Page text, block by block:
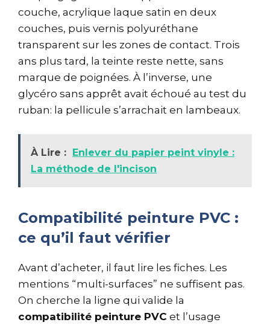
couche, acrylique laque satin en deux
couches, puis vernis polyuréthane
transparent sur les zones de contact. Trois
ans plus tard, la teinte reste nette, sans
marque de poignées. À l’inverse, une
glycéro sans apprêt avait échoué au test du
ruban: la pellicule s’arrachait en lambeaux.
À Lire : Enlever du papier peint vinyle :
La méthode de l'incison
Compatibilité peinture PVC :
ce qu’il faut vérifier
Avant d’acheter, il faut lire les fiches. Les
mentions “multi-surfaces” ne suffisent pas.
On cherche la ligne qui valide la
compatibilité peinture PVC et l’usage